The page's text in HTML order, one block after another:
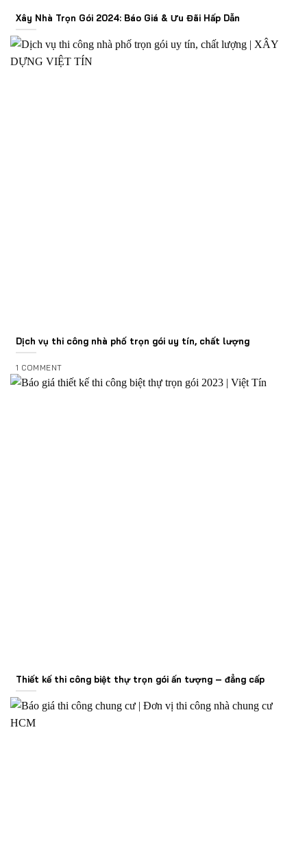
Xây Nhà Trọn Gói 2024: Báo Giá & Ưu Đãi Hấp Dẫn
Dịch vụ thi công nhà phố trọn gói uy tín, chất lượng
1 COMMENT
Thiết kế thi công biệt thự trọn gói ấn tượng – đẳng cấp